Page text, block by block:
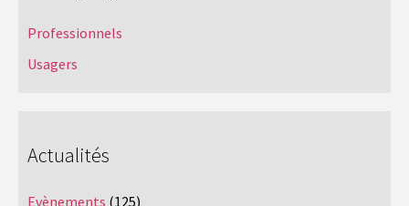
Professionnels
Usagers
Actualités
Evènements (125)